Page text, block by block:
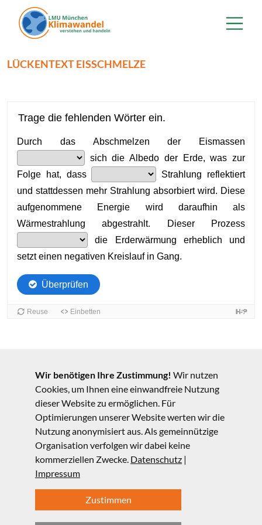
Direkt zum Inhalt
LÜCKENTEXT EISSCHMELZE
Wir benötigen Ihre Zustimmung! Wir nutzen
Cookies, um Ihnen eine einwandfreie Nutzung
dieser Website zu ermöglichen. Für
Optimierungen unserer Website werten wir die
Nutzung anonymisiert aus. Als gemeinnützige
Organisation verfolgen wir dabei keine
kommerziellen Zwecke. Datenschutz |
Impressum
Zustimmen